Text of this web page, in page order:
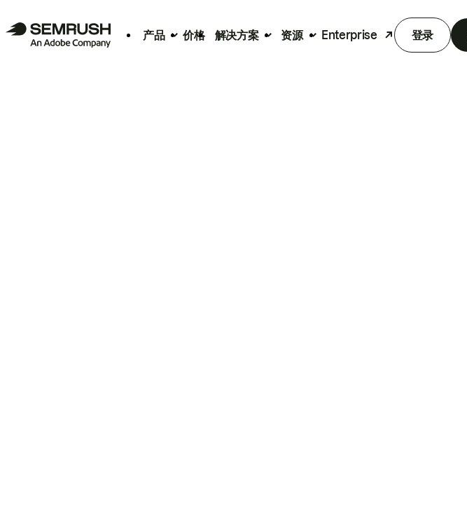
产品 价格 解决方案 资源 Enterprise 登录